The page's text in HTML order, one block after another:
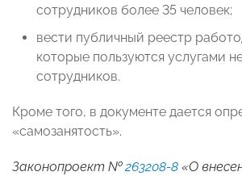
сотрудников более 35 человек;
вести публичный реестр
которые пользуются услугами
сотрудников.
Кроме того, в документе дается
«самозанятость».
Законопроект №263208-8 «О